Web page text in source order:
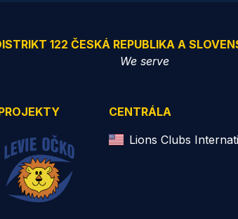
122 ČESKÁ REPUBLIKA A
We serve
CENTRÁLA
Lions Clubs